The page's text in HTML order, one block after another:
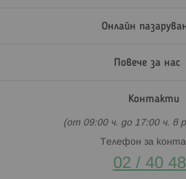
Онлайн
Повече за нас
Контакти
(от 09:00 ч. до 17:00 ч. в
Телефон за
02 / 40